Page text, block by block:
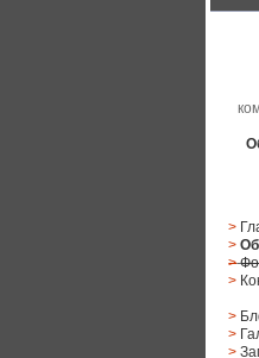
>
>
>
>
>
>
>